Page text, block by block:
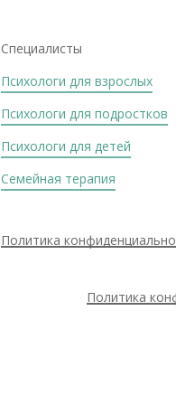
Специалисты
Психологи для взрослых
Психологи для подростков
Психологи для детей
Семейная терапия
Политика
Политика